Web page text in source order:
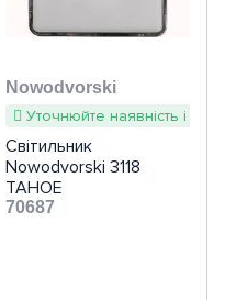
Nowodvorski
Уточнюйте наявність і
Світильник
Nowodvorski 3118
TAHOE
70687